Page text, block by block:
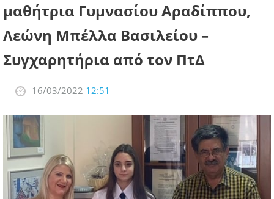
ΛΑΡΝΑΚΑ 2030
ΣΥΝΔΕΣΜΟΙ
μαθήτρια Γυμνασίου Αραδίππου,
Λεώνη Μπέλλα Βασιλείου –
Συγχαρητήρια από τον ΠτΔ
16/03/2022 12:51